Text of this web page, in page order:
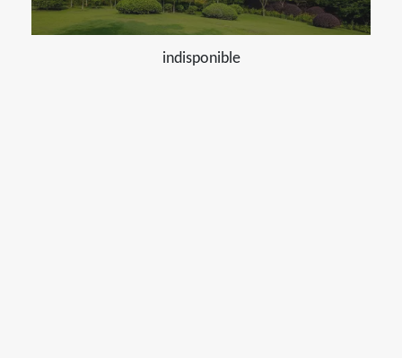
indisponible